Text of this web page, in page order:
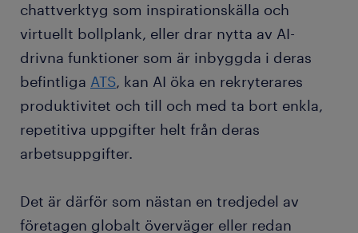
chattverktyg som inspirationskälla och
virtuellt bollplank, eller drar nytta av AI-
drivna funktioner som är inbyggda i deras
befintliga ATS, kan AI öka en rekryterares
produktivitet och till och med ta bort enkla,
repetitiva uppgifter helt från deras
arbetsuppgifter.
Det är därför som nästan en tredjedel av
företagen globalt överväger eller redan